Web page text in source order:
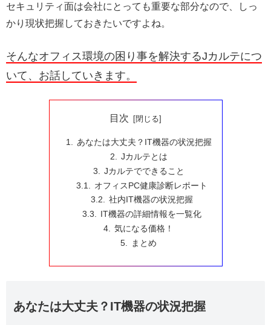
セキュリティ面は会社にとっても重要な部分なので、しっ
かり現状把握しておきたいですよね。
そんなオフィス環境の困り事を解決するJカルテにつ
いて、お話していきます。
目次
あなたは大丈夫？IT機器の状況把握
Jカルテとは
Jカルテでできること
オフィスPC健康診断レポート
社内IT機器の状況把握
IT機器の詳細情報を一覧化
気になる価格！
まとめ
あなたは大丈夫？IT機器の状況把握